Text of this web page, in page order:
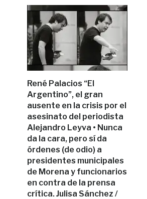
René Palacios “El
Argentino”, el gran
ausente en la crisis por el
asesinato del periodista
Alejandro Leyva • Nunca
da la cara, pero sí da
órdenes (de odio) a
presidentes municipales
de Morena y funcionarios
en contra de la prensa
crítica. Julisa Sánchez /